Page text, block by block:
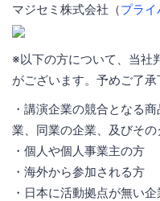
マジセミ株式会社（プラ
※以下の方について、当社
がございます。予めご了承
・講演企業の競合となる
業、同業の企業、及びそ
・個人や個人事業主の方
・海外から参加される方
・日本に活動拠点が無い